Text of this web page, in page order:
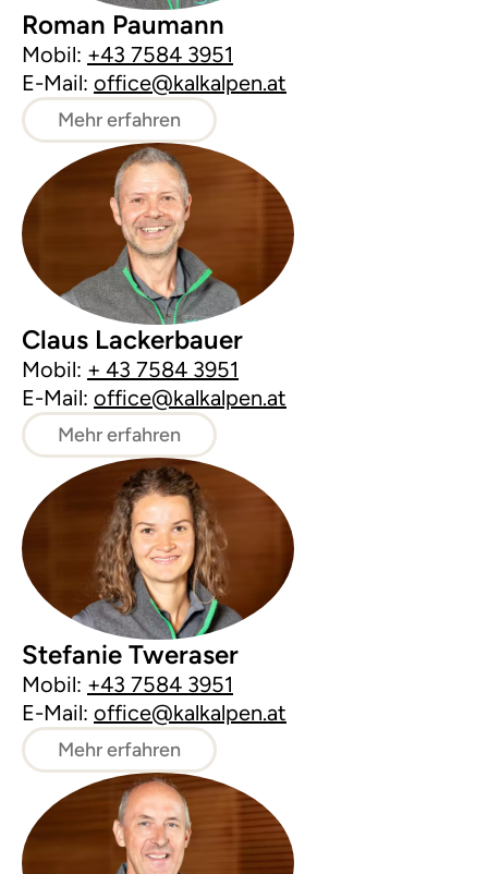
Roman Paumann
Mobil: +43 7584 3951
E-Mail: office@kalkalpen.at
Mehr erfahren
Claus Lackerbauer
Mobil: + 43 7584 3951
E-Mail: office@kalkalpen.at
Mehr erfahren
Stefanie Tweraser
Mobil: +43 7584 3951
E-Mail: office@kalkalpen.at
Mehr erfahren